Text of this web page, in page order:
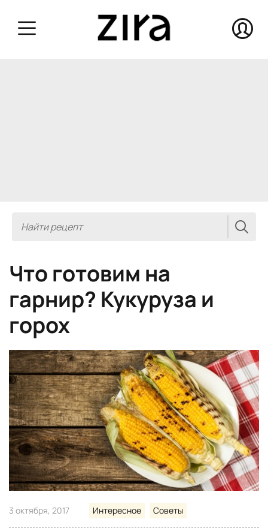
Что готовим на
гарнир? Кукуруза и
горох
3 октября, 2017 Интересное Советы